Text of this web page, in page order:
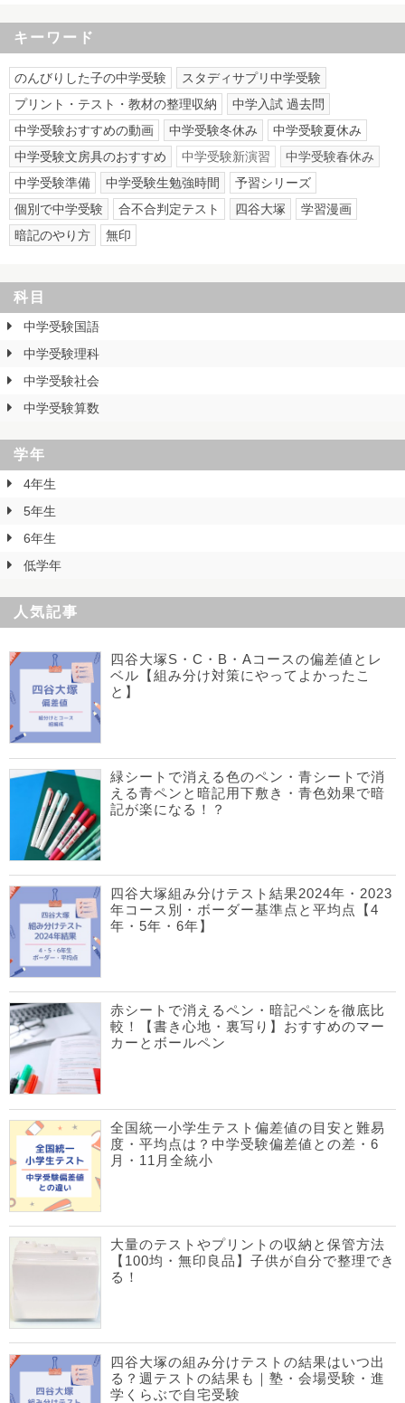
キーワード
のんびりした子の中学受験
スタディサプリ中学受験
プリント・テスト・教材の整理収納
中学入試 過去問
中学受験おすすめの動画
中学受験冬休み
中学受験夏休み
中学受験文房具のおすすめ
中学受験新演習
中学受験春休み
中学受験準備
中学受験生勉強時間
予習シリーズ
個別で中学受験
合不合判定テスト 四谷大塚
学習漫画
暗記のやり方
無印
科目
中学受験国語
中学受験理科
中学受験社会
中学受験算数
学年
4年生
5年生
6年生
低学年
人気記事
四谷大塚S・C・B・Aコースの偏差値とレ
ベル【組み分け対策にやってよかったこ
と】
緑シートで消える色のペン・青シートで消
える青ペンと暗記用下敷き・青色効果で暗
記が楽になる！？
四谷大塚組み分けテスト結果2024年・2023
年コース別・ボーダー基準点と平均点【4
年・5年・6年】
赤シートで消えるペン・暗記ペンを徹底比
較！【書き心地・裏写り】おすすめのマー
カーとボールペン
全国統一小学生テスト偏差値の目安と難易
度・平均点は？中学受験偏差値との差・6
月・11月全統小
大量のテストやプリントの収納と保管方法
【100均・無印良品】子供が自分で整理でき
る！
四谷大塚の組み分けテストの結果はいつ出
る？週テストの結果も｜塾・会場受験・進
学くらぶで自宅受験